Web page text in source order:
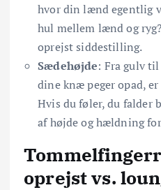
hvor din lænd egentlig
hul mellem lænd og
oprejst siddestilling.
Sædehøjde: Fra gulv
dine knæ peger opad,
Hvis du føler, du falder
af højde og hældning
oprejst vs.